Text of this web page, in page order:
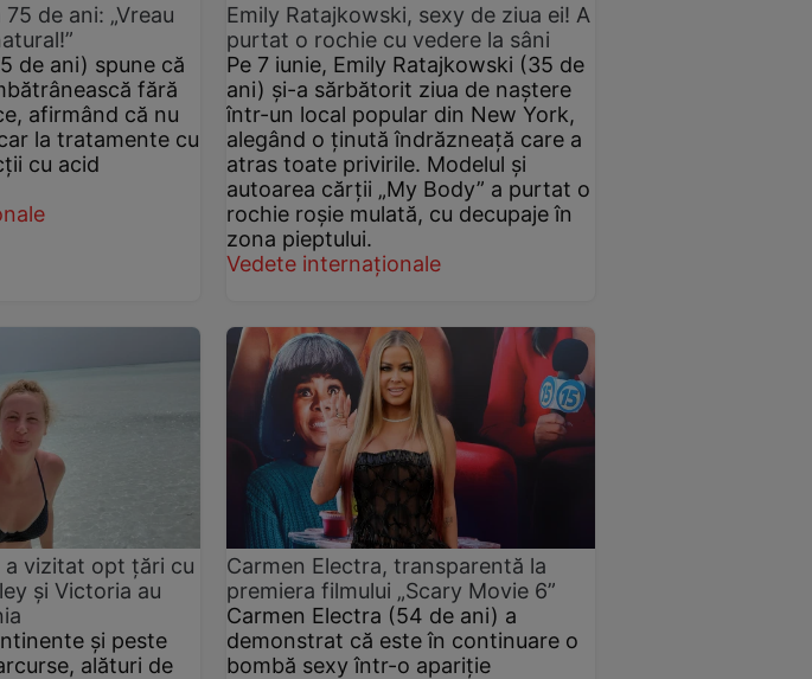
de ani: „Vreau
de ani) spune că
fără
afirmând că nu
la tratamente cu
cu acid
Emily Ratajkowski, sexy de ziua ei! A
purtat o rochie cu vedere la sâni
Pe 7 iunie, Emily Ratajkowski (35 de
ani) și-a sărbătorit ziua de naștere
într-un local popular din New York,
alegând o ținută îndrăzneață care a
atras toate privirile. Modelul și
autoarea cărții „My Body” a purtat o
rochie roșie mulată, cu decupaje în
zona pieptului.
Vedete internaționale
a vizitat opt țări cu
și Victoria au
și peste
alături de
Carmen Electra, transparentă la
premiera filmului „Scary Movie 6”
Carmen Electra (54 de ani) a
demonstrat că este în continuare o
bombă sexy într-o apariție